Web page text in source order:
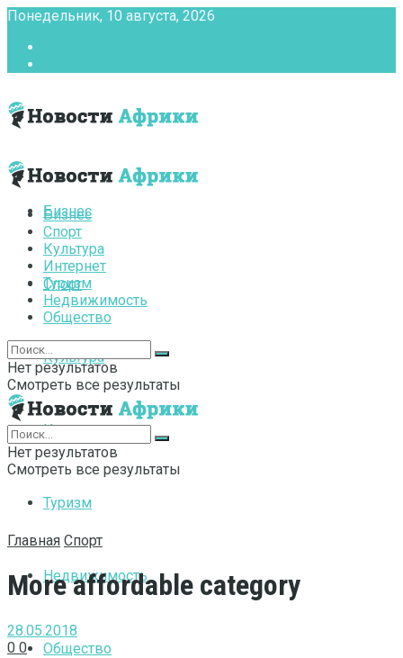
Понедельник, 10 августа, 2026
Бизнес
Спорт
Культура
Интернет
Туризм
Недвижимость
Общество
Бизнес
Спорт
Культура
Интернет
Туризм
Недвижимость
Общество
Нет результатов
Смотреть все результаты
Нет результатов
Смотреть все результаты
Главная Спорт
More affordable category
28.05.2018
0 0